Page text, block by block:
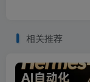
相关推荐